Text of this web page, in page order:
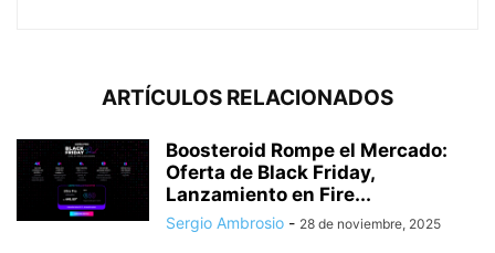
ARTÍCULOS RELACIONADOS
Boosteroid Rompe el Mercado:
Oferta de Black Friday,
Lanzamiento en Fire...
Sergio Ambrosio - 28 de noviembre, 2025